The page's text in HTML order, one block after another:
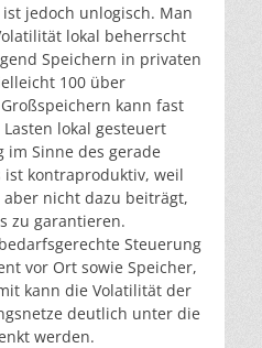
jedoch unlogisch. Man
lokal beherrscht
Speichern in privaten
100 über
kann fast
lokal gesteuert
Sinne des gerade
kontraproduktiv, weil
nicht dazu beiträgt,
zu garantieren.
Steuerung
vor Ort sowie Speicher,
kann die Volatilität der
deutlich unter die
werden.